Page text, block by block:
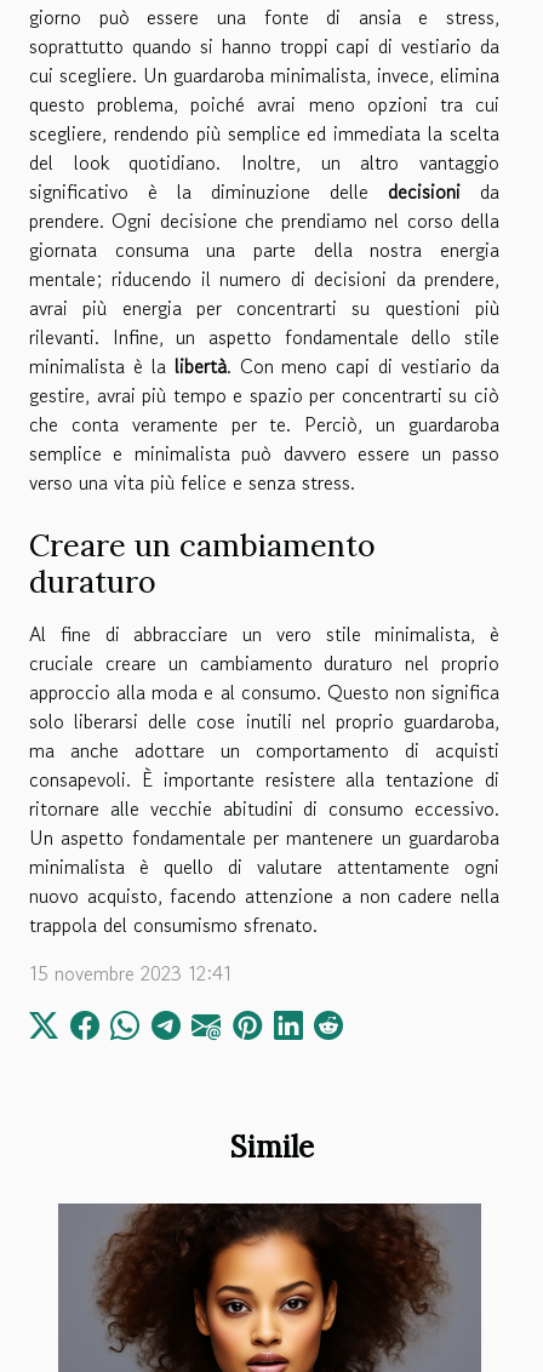
giorno può essere una fonte di ansia e stress,
soprattutto quando si hanno troppi capi di vestiario da
cui scegliere. Un guardaroba minimalista, invece, elimina
questo problema, poiché avrai meno opzioni tra cui
scegliere, rendendo più semplice ed immediata la scelta
del look quotidiano. Inoltre, un altro vantaggio
significativo è la diminuzione delle decisioni da
prendere. Ogni decisione che prendiamo nel corso della
giornata consuma una parte della nostra energia
mentale; riducendo il numero di decisioni da prendere,
avrai più energia per concentrarti su questioni più
rilevanti. Infine, un aspetto fondamentale dello stile
minimalista è la libertà. Con meno capi di vestiario da
gestire, avrai più tempo e spazio per concentrarti su ciò
che conta veramente per te. Perciò, un guardaroba
semplice e minimalista può davvero essere un passo
verso una vita più felice e senza stress.
Creare un cambiamento
duraturo
Al fine di abbracciare un vero stile minimalista, è
cruciale creare un cambiamento duraturo nel proprio
approccio alla moda e al consumo. Questo non significa
solo liberarsi delle cose inutili nel proprio guardaroba,
ma anche adottare un comportamento di acquisti
consapevoli. È importante resistere alla tentazione di
ritornare alle vecchie abitudini di consumo eccessivo.
Un aspetto fondamentale per mantenere un guardaroba
minimalista è quello di valutare attentamente ogni
nuovo acquisto, facendo attenzione a non cadere nella
trappola del consumismo sfrenato.
15 novembre 2023 12:41
Simile